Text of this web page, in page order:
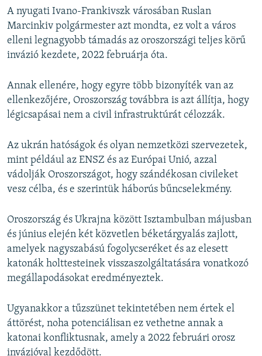
A nyugati Ivano-Frankivszk városában Ruslan
Marcinkiv polgármester azt mondta, ez volt a város
elleni legnagyobb támadás az oroszországi teljes körű
invázió kezdete, 2022 februárja óta.
Annak ellenére, hogy egyre több bizonyíték van az
ellenkezőjére, Oroszország továbbra is azt állítja, hogy
légicsapásai nem a civil infrastruktúrát célozzák.
Az ukrán hatóságok és olyan nemzetközi szervezetek,
mint például az ENSZ és az Európai Unió, azzal
vádolják Oroszországot, hogy szándékosan civileket
vesz célba, és e szerintük háborús bűncselekmény.
Oroszország és Ukrajna között Isztambulban májusban
és június elején két közvetlen béketárgyalás zajlott,
amelyek nagyszabású fogolycseréket és az elesett
katonák holttesteinek visszaszolgáltatására vonatkozó
megállapodásokat eredményeztek.
Ugyanakkor a tűzszünet tekintetében nem értek el
áttörést, noha potenciálisan ez vethetne annak a
katonai konfliktusnak, amely a 2022 februári orosz
invázióval kezdődött.